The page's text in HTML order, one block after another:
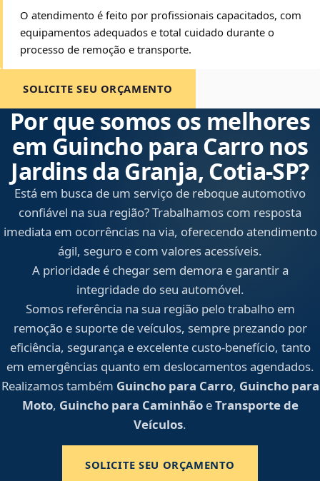
O atendimento é feito por profissionais capacitados, com
equipamentos adequados e total cuidado durante o
processo de remoção e transporte.
SOLICITE SEU ORÇAMENTO
Por que somos os melhores
em Guincho para Carro nos
Jardins da Granja, Cotia‑SP?
Está em busca de um serviço de reboque automotivo
confiável na sua região? Trabalhamos com resposta
imediata em ocorrências na via, oferecendo atendimento
ágil, seguro e com valores acessíveis.
A prioridade é chegar sem demora e garantir a
integridade do seu automóvel.
Somos referência na sua região pelo trabalho em
remoção e suporte de veículos, sempre prezando por
eficiência, segurança e excelente custo-benefício, tanto
em emergências quanto em deslocamentos agendados.
Realizamos também Guincho para Carro, Guincho para
Moto, Guincho para CaminhãoeTransporte de
Veículos.
SOLICITE SEU ORÇAMENTO